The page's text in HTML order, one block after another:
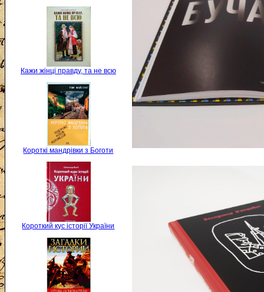
Кажи жінці правду, та не всю
Короткі мандрівки з Боготи
Короткий кус історії України